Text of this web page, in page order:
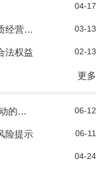
04-17
防范非法金融活动提示：认准法定资质经营机构，守好自己的“钱袋子” 03-13
法权益 02-13
更多
关于警惕以投资RWA名义从事非法活动的风险提示 06-12
险提示 06-11
04-24